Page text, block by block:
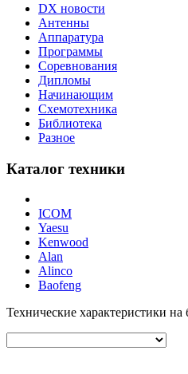
DX новости
Антенны
Аппаратура
Программы
Соревнования
Дипломы
Начинающим
Схемотехника
Библиотека
Разное
Каталог техники
ICOM
Yaesu
Kenwood
Alan
Alinco
Baofeng
Технические характеристики на